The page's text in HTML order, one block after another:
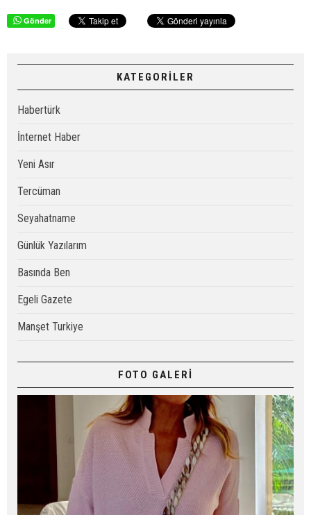
Gönder
KATEGORİLER
Habertürk
İnternet Haber
Yeni Asır
Tercüman
Seyahatname
Günlük Yazılarım
Basında Ben
Egeli Gazete
Manşet Turkiye
FOTO GALERİ